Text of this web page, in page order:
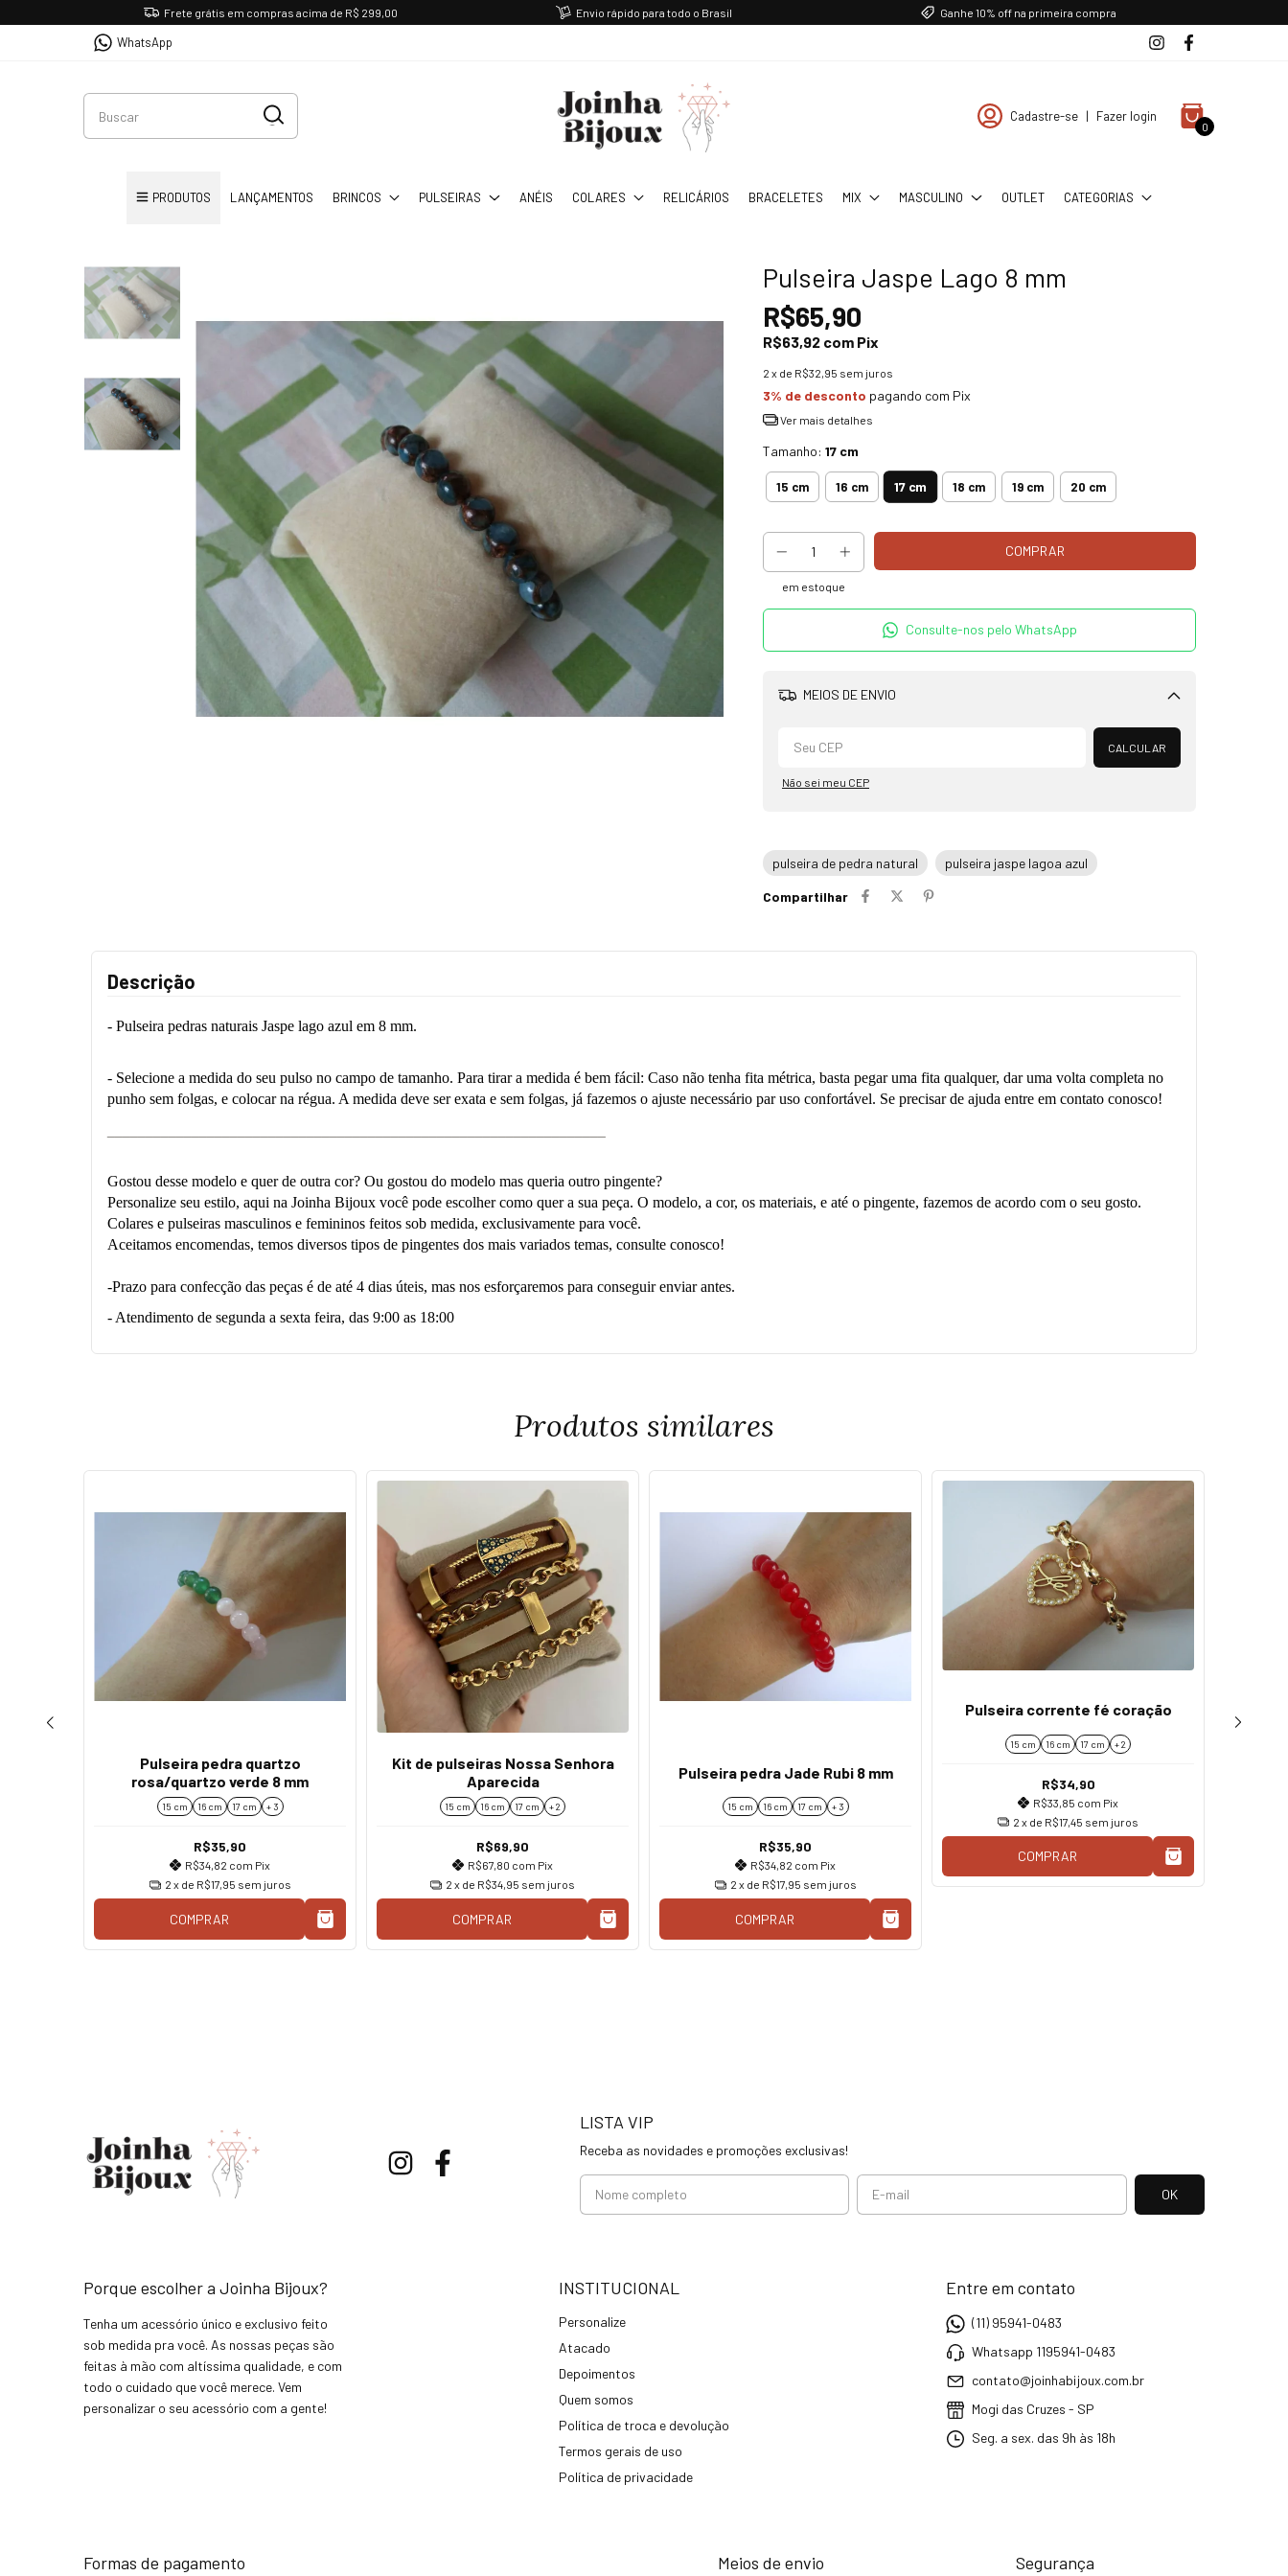
Frete grátis em compras acima de R$ 299,00 Envio rápido para todo o Brasil Ganhe 10% off na primeira compra
WhatsApp
Cadastre-se | Fazer login
0
PRODUTOS LANÇAMENTOS BRINCOS PULSEIRAS ANÉIS COLARES RELICÁRIOS BRACELETES MIX MASCULINO OUTLET CATEGORIAS
Pulseira Jaspe Lago 8 mm
R$65,90
R$63,92 com Pix
2 x de R$32,95 sem juros
3% de desconto pagando com Pix
Ver mais detalhes
Tamanho: 17 cm
15 cm 16 cm 17 cm 18 cm 19 cm 20 cm
em estoque
Consulte-nos pelo WhatsApp
MEIOS DE ENVIO
Alterar CEP
CALCULAR
Não sei meu CEP
pulseira de pedra natural pulseira jaspe lagoa azul
Compartilhar
Descrição
- Pulseira pedras naturais Jaspe lago azul em 8 mm.
- Selecione a medida do seu pulso no campo de tamanho. Para tirar a medida é bem fácil: Caso não tenha fita métrica, basta pegar uma fita qualquer, dar uma volta completa no
punho sem folgas, e colocar na régua. A medida deve ser exata e sem folgas, já fazemos o ajuste necessário par uso confortável. Se precisar de ajuda entre em contato conosco!
Gostou desse modelo e quer de outra cor? Ou gostou do modelo mas queria outro pingente?
Personalize seu estilo, aqui na Joinha Bijoux você pode escolher como quer a sua peça. O modelo, a cor, os materiais, e até o pingente, fazemos de acordo com o seu gosto.
Colares e pulseiras masculinos e femininos feitos sob medida, exclusivamente para você.
Aceitamos encomendas, temos diversos tipos de pingentes dos mais variados temas, consulte conosco!
-Prazo para confecção das peças é de até 4 dias úteis, mas nos esforçaremos para conseguir enviar antes.
- Atendimento de segunda a sexta feira, das 9:00 as 18:00
Produtos similares
Pulseira pedra quartzo
rosa/quartzo verde 8 mm
15 cm 16 cm 17 cm + 3
R$35,90
R$34,82 com Pix
2 x de R$17,95 sem juros
COMPRAR
Kit de pulseiras Nossa Senhora
Aparecida
15 cm 16 cm 17 cm + 2
R$69,90
R$67,80 com Pix
2 x de R$34,95 sem juros
COMPRAR
Pulseira pedra Jade Rubi 8 mm
15 cm 16 cm 17 cm + 3
R$35,90
R$34,82 com Pix
2 x de R$17,95 sem juros
COMPRAR
Pulseira corrente fé coração
15 cm 16 cm 17 cm + 2
R$34,90
R$33,85 com Pix
2 x de R$17,45 sem juros
COMPRAR
LISTA VIP
Receba as novidades e promoções exclusivas!
Porque escolher a Joinha Bijoux?
Tenha um acessório único e exclusivo feito
sob medida pra você. As nossas peças são
feitas à mão com altíssima qualidade, e com
todo o cuidado que você merece. Vem
personalizar o seu acessório com a gente!
INSTITUCIONAL
Personalize
Atacado
Depoimentos
Quem somos
Política de troca e devolução
Termos gerais de uso
Política de privacidade
Entre em contato
(11) 95941-0483
Whatsapp 1195941-0483
contato@joinhabijoux.com.br
Mogi das Cruzes - SP
Seg. a sex. das 9h às 18h
Formas de pagamento Meios de envio Segurança